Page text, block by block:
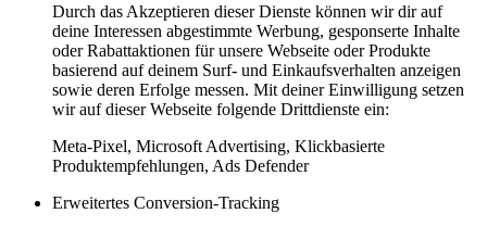
Durch das Akzeptieren dieser Dienste können wir dir auf
deine Interessen abgestimmte Werbung, gesponserte Inhalte
oder Rabattaktionen für unsere Webseite oder Produkte
basierend auf deinem Surf- und Einkaufsverhalten anzeigen
sowie deren Erfolge messen. Mit deiner Einwilligung setzen
wir auf dieser Webseite folgende Drittdienste ein:
Meta-Pixel, Microsoft Advertising, Klickbasierte
Produktempfehlungen, Ads Defender
Erweitertes Conversion-Tracking